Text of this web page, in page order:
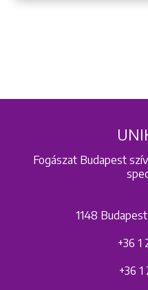
Fogászat Budapest
1148
+36 1
+36 1